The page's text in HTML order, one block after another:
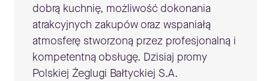
dobrą kuchnię, możliwość dokonania
atrakcyjnych zakupów oraz wspaniałą
atmosferę stworzoną przez profesjonalną i
kompetentną obsługę. Dzisiaj promy
Polskiej Żeglugi Bałtyckiej S.A.